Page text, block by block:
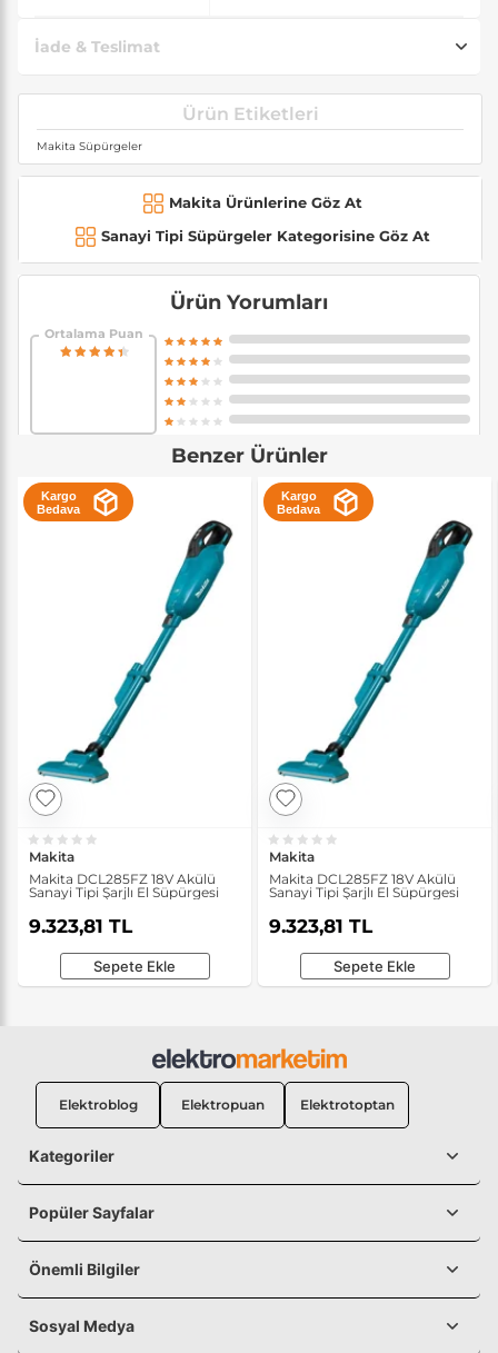
İade & Teslimat
Ürün Etiketleri
Makita Süpürgeler
Makita Ürünlerine Göz At
Sanayi Tipi Süpürgeler Kategorisine Göz At
Ürün Yorumları
Ortalama Puan
Benzer Ürünler
Kargo
Bedava
Makita
Makita DCL285FZ 18V Akülü
Sanayi Tipi Şarjlı El Süpürgesi
9.323,81 TL
Sepete Ekle
Kargo
Bedava
Makita
Makita DCL285FZ 18V Akülü
Sanayi Tipi Şarjlı El Süpürgesi
9.323,81 TL
Sepete Ekle
Elektroblog Elektropuan Elektrotoptan
Kategoriler
Popüler Sayfalar
Önemli Bilgiler
Sosyal Medya